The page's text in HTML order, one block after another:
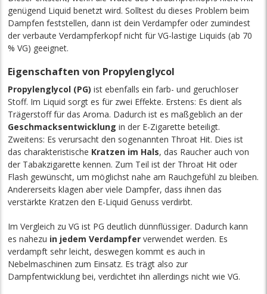
genügend Liquid benetzt wird. Solltest du dieses Problem beim
Dampfen feststellen, dann ist dein Verdampfer oder zumindest
der verbaute Verdampferkopf nicht für VG-lastige Liquids (ab 70
% VG) geeignet.
Eigenschaften von Propylenglycol
Propylenglycol (PG) ist ebenfalls ein farb- und geruchloser
Stoff. Im Liquid sorgt es für zwei Effekte. Erstens: Es dient als
Trägerstoff für das Aroma. Dadurch ist es maßgeblich an der
Geschmacksentwicklung in der E-Zigarette beteiligt.
Zweitens: Es verursacht den sogenannten Throat Hit. Dies ist
das charakteristische Kratzen im Hals, das Raucher auch von
der Tabakzigarette kennen. Zum Teil ist der Throat Hit oder
Flash gewünscht, um möglichst nahe am Rauchgefühl zu bleiben.
Andererseits klagen aber viele Dampfer, dass ihnen das
verstärkte Kratzen den E-Liquid Genuss verdirbt.
Im Vergleich zu VG ist PG deutlich dünnflüssiger. Dadurch kann
es nahezu in jedem Verdampfer verwendet werden. Es
verdampft sehr leicht, deswegen kommt es auch in
Nebelmaschinen zum Einsatz. Es trägt also zur
Dampfentwicklung bei, verdichtet ihn allerdings nicht wie VG.